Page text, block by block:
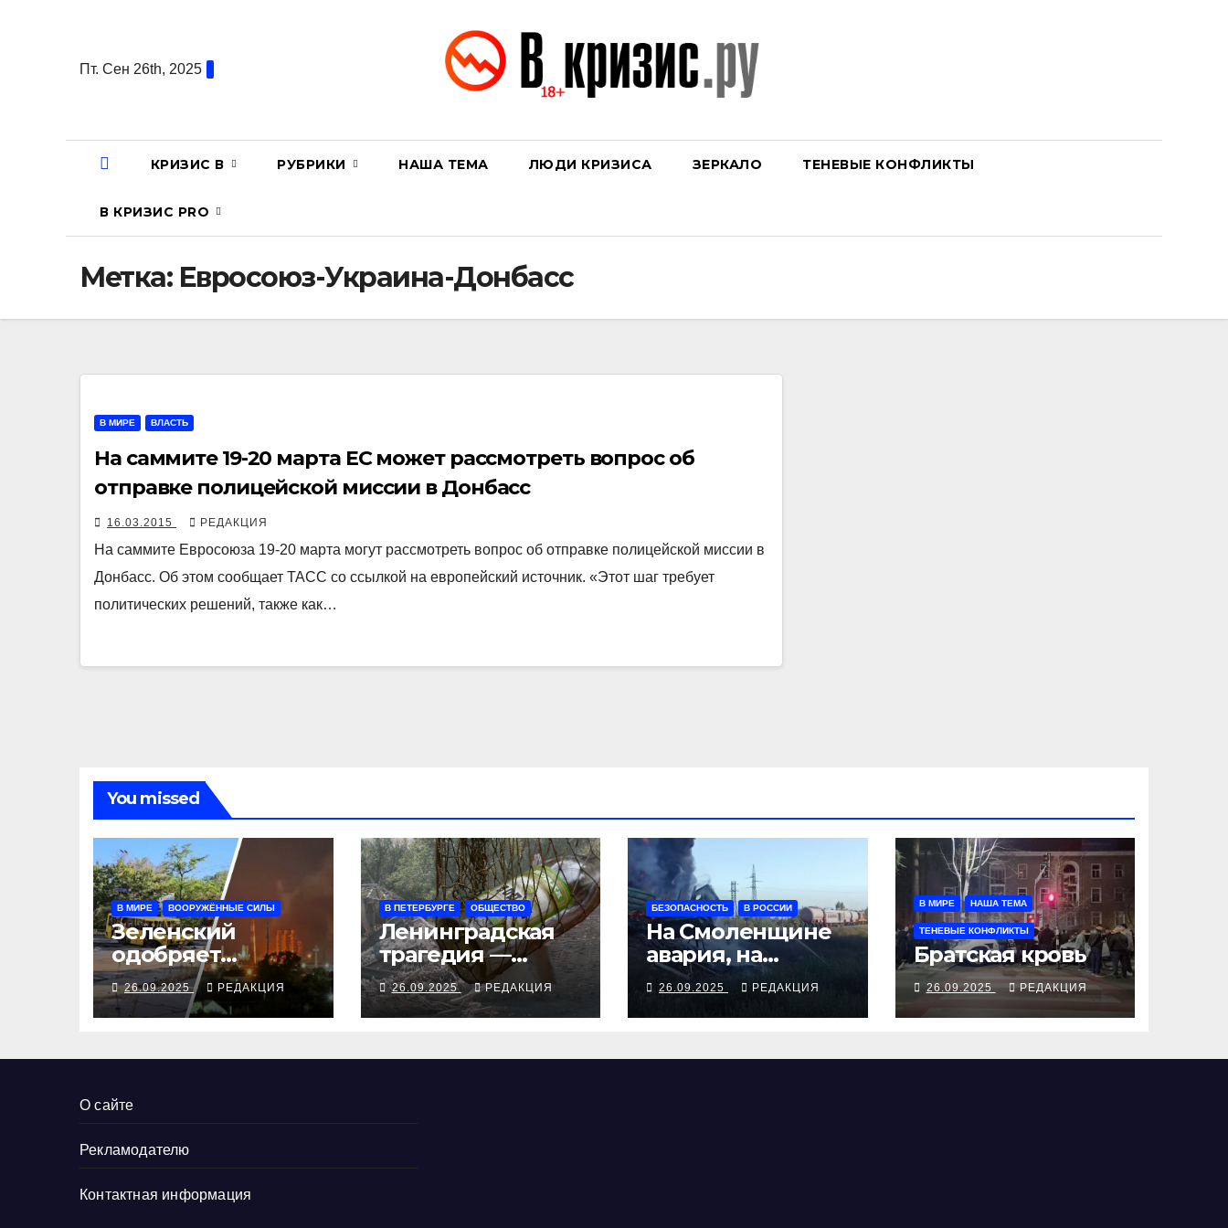
содержаниюПт. Сен 26th, 2025
КРИЗИС В РУБРИКИ НАША ТЕМА ЛЮДИ КРИЗИСА ЗЕРКАЛО ТЕНЕВЫЕ КОНФЛИКТЫ
В КРИЗИС PRO
Метка: Евросоюз-Украина-Донбасс
В МИРЕ ВЛАСТЬ
На саммите 19-20 марта ЕС может рассмотреть вопрос об
отправке полицейской миссии в Донбасс
16.03.2015 РЕДАКЦИЯ
На саммите Евросоюза 19-20 марта могут рассмотреть вопрос об отправке полицейской миссии в
Донбасс. Об этом сообщает ТАСС со ссылкой на европейский источник. «Этот шаг требует
политических решений, также как…
You missed
В МИРЕ ВООРУЖЁННЫЕ СИЛЫ
Зеленский
одобряет
выступления
Трампа, ВСУ
закрыли
26.09.2025 РЕДАКЦИЯ
В ПЕТЕРБУРГЕ ОБЩЕСТВО
Ленинградская
трагедия —
серия смертей от
алкосуррогата
26.09.2025 РЕДАКЦИЯ
БЕЗОПАСНОСТЬ В РОССИИ
На Смоленщине
авария, на
Псковщине
взрыв
26.09.2025 РЕДАКЦИЯ
В МИРЕ НАША ТЕМА
ТЕНЕВЫЕ КОНФЛИКТЫ
Братская кровь
26.09.2025 РЕДАКЦИЯ
О сайте
Рекламодателю
Контактная информация